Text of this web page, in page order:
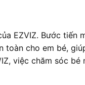
EZVIZ. Bước tiến
cho em bé,
việc chăm sóc